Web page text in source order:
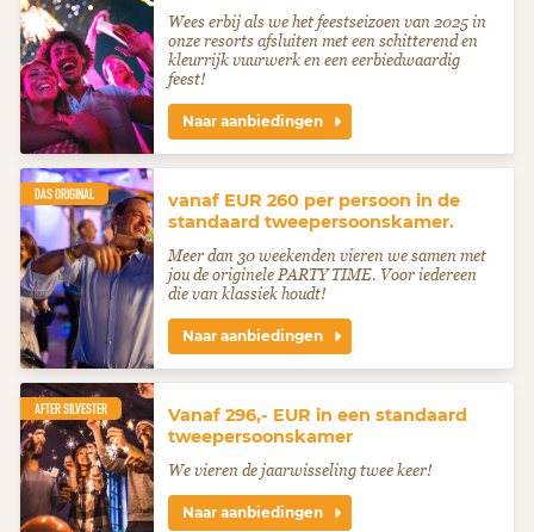
Wees erbij als we het feestseizoen van 2025 in
onze resorts afsluiten met een schitterend en
kleurrijk vuurwerk en een eerbiedwaardig
feest!
Naar aanbiedingen
DAS ORIGINAL
vanaf EUR 260 per persoon in de
standaard tweepersoonskamer.
Meer dan 30 weekenden vieren we samen met
jou de originele PARTY TIME. Voor iedereen
die van klassiek houdt!
Naar aanbiedingen
AFTER SILVESTER
Vanaf 296,- EUR in een standaard
tweepersoonskamer
We vieren de jaarwisseling twee keer!
Naar aanbiedingen